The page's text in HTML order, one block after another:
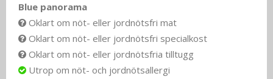
Blue panorama
Oklart om nöt- eller jordnötsfri mat
Oklart om nöt- eller jordnötsfri specialkost
Oklart om nöt- eller jordnötsfria tilltugg
Utrop om nöt- och jordnötsallergi